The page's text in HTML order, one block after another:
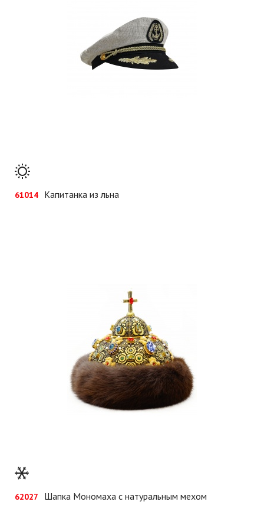
61014 Капитанка из льна
62027 Шапка Мономаха с натуральным мехом